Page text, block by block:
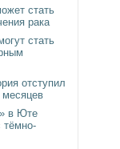
стать
рака
стать
отступил
месяцев
в Юте
тёмно-